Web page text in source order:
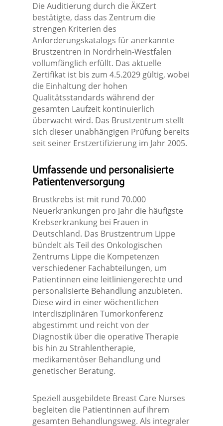
Die Auditierung durch die ÄKZert
bestätigte, dass das Zentrum die
strengen Kriterien des
Anforderungskatalogs für anerkannte
Brustzentren in Nordrhein-Westfalen
vollumfänglich erfüllt. Das aktuelle
Zertifikat ist bis zum 4.5.2029 gültig, wobei
die Einhaltung der hohen
Qualitätsstandards während der
gesamten Laufzeit kontinuierlich
überwacht wird. Das Brustzentrum stellt
sich dieser unabhängigen Prüfung bereits
seit seiner Erstzertifizierung im Jahr 2005.
Umfassende und personalisierte
Patientenversorgung
Brustkrebs ist mit rund 70.000
Neuerkrankungen pro Jahr die häufigste
Krebserkrankung bei Frauen in
Deutschland. Das Brustzentrum Lippe
bündelt als Teil des Onkologischen
Zentrums Lippe die Kompetenzen
verschiedener Fachabteilungen, um
Patientinnen eine leitliniengerechte und
personalisierte Behandlung anzubieten.
Diese wird in einer wöchentlichen
interdisziplinären Tumorkonferenz
abgestimmt und reicht von der
Diagnostik über die operative Therapie
bis hin zu Strahlentherapie,
medikamentöser Behandlung und
genetischer Beratung.
Speziell ausgebildete Breast Care Nurses
begleiten die Patientinnen auf ihrem
gesamten Behandlungsweg. Als integraler